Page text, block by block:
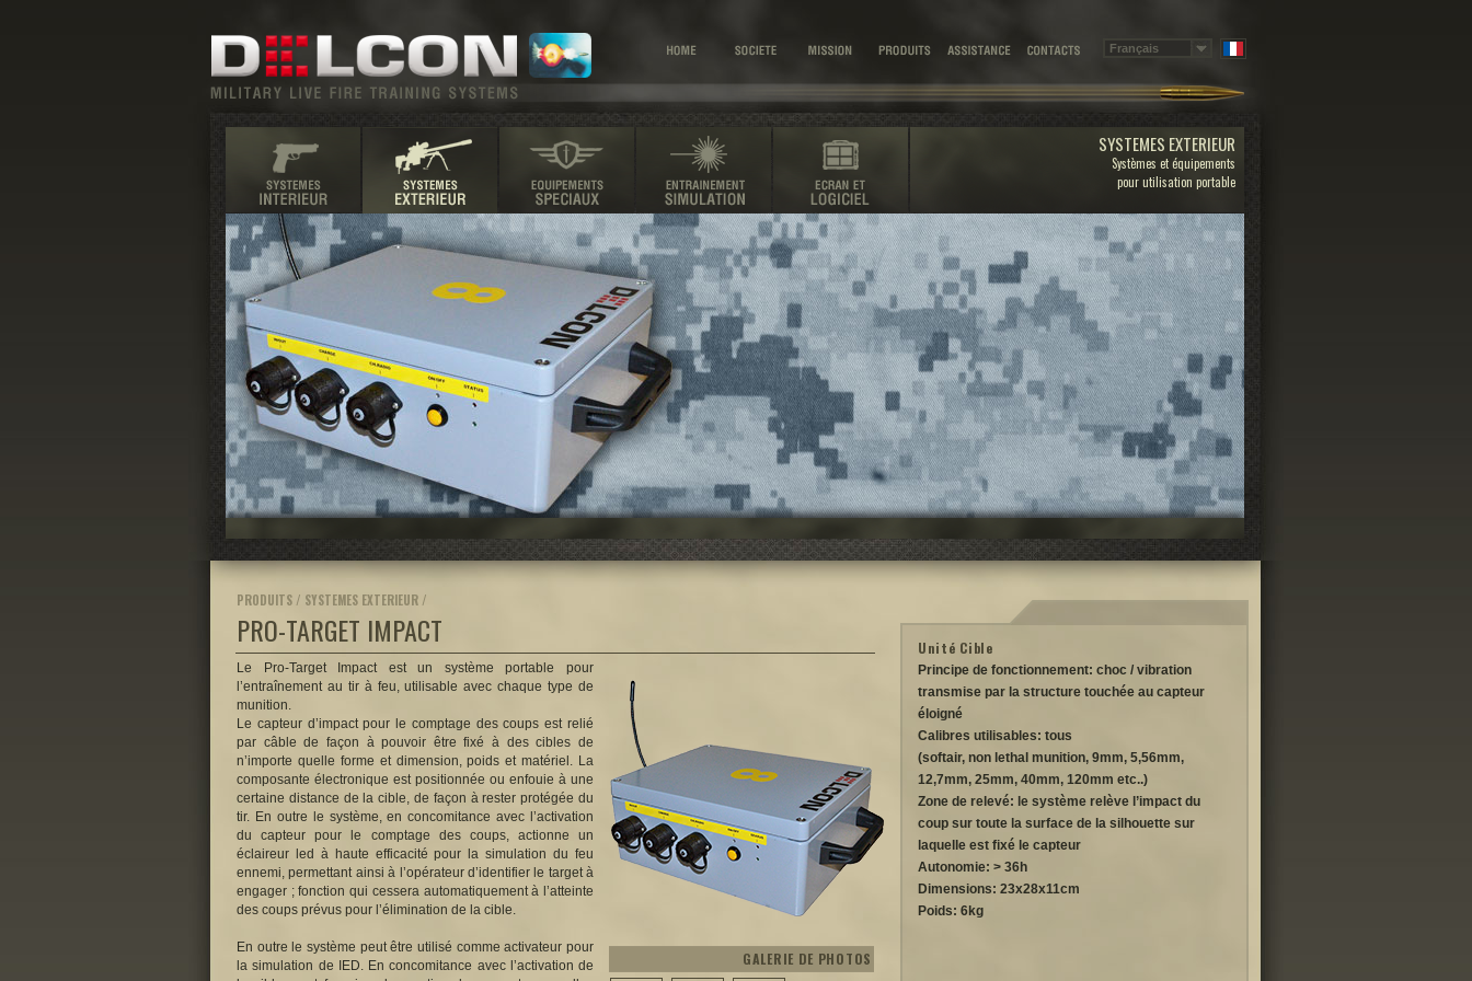
SYSTEMES EXTERIEUR
Systèmes et équipements
pour utilisation portable
PRODUITS / SYSTEMES EXTERIEUR /
PRO-TARGET IMPACT
Le Pro-Target Impact est un système portable pour
l’entraînement au tir à feu, utilisable avec chaque type de
munition.
Le capteur d’impact pour le comptage des coups est relié
par câble de façon à pouvoir être fixé à des cibles de
n’importe quelle forme et dimension, poids et matériel. La
composante électronique est positionnée ou enfouie à une
certaine distance de la cible, de façon à rester protégée du
tir. En outre le système, en concomitance avec l’activation
du capteur pour le comptage des coups, actionne un
éclaireur led à haute efficacité pour la simulation du feu
ennemi, permettant ainsi à l’opérateur d’identifier le target à
engager ; fonction qui cessera automatiquement à l’atteinte
des coups prévus pour l’élimination de la cible.
En outre le système peut être utilisé comme activateur pour
la simulation de IED. En concomitance avec l’activation de
Unité Cible
Principe de fonctionnement: choc / vibration
transmise par la structure touchée au capteur
éloigné
Calibres utilisables: tous
(softair, non lethal munition, 9mm, 5,56mm,
12,7mm, 25mm, 40mm, 120mm etc..)
Zone de relevé: le système relève l’impact du
coup sur toute la surface de la silhouette sur
laquelle est fixé le capteur
Autonomie: > 36h
Dimensions: 23x28x11cm
Poids: 6kg
GALERIE DE PHOTOS